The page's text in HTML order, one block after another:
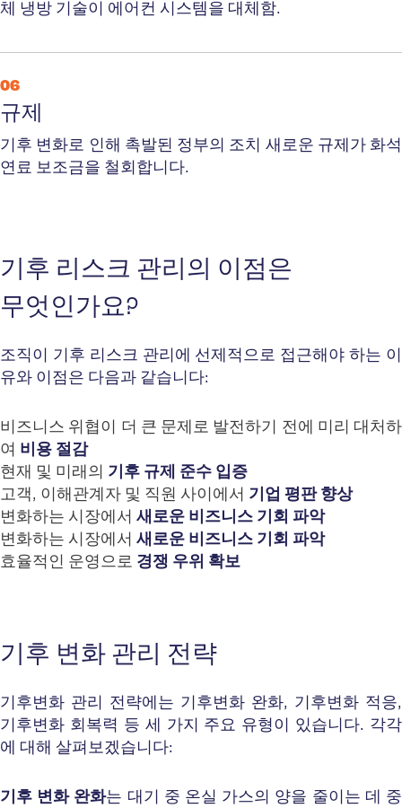
체 냉방 기술이 에어컨 시스템을 대체함.
06
규제
기후 변화로 인해 촉발된 정부의 조치 새로운 규제가 화석
연료 보조금을 철회합니다.
기후 리스크 관리의 이점은
무엇인가요?
조직이 기후 리스크 관리에 선제적으로 접근해야 하는 이
유와 이점은 다음과 같습니다:
비즈니스 위협이 더 큰 문제로 발전하기 전에 미리 대처하
여 비용 절감
현재 및 미래의 기후 규제 준수 입증
고객, 이해관계자 및 직원 사이에서 기업 평판 향상
변화하는 시장에서 새로운 비즈니스 기회 파악
변화하는 시장에서 새로운 비즈니스 기회 파악
효율적인 운영으로 경쟁 우위 확보
기후 변화 관리 전략
기후변화 관리 전략에는 기후변화 완화, 기후변화 적응,
기후변화 회복력 등 세 가지 주요 유형이 있습니다. 각각
에 대해 살펴보겠습니다:
기후 변화 완화는 대기 중 온실 가스의 양을 줄이는 데 중